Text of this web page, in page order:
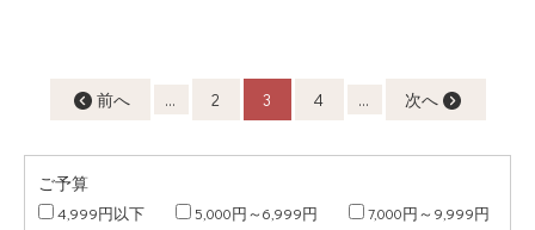
前へ ... 2 3 4 ... 次へ
ご予算
4,999円以下 5,000円～6,999円
7,000円～9,999円